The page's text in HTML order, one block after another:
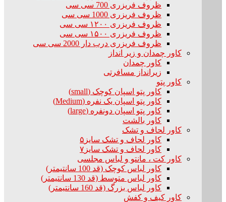
ظروف فریزری 700 سی سی
ظروف فریزری 1000 سی سی
ظروف فریزری ۱۲۰۰ سی سی
ظروف فریزری ۱۵۰۰ سی سی
ظروف فریزری درب دار 2000 سی سی
کاور چمدان و زیر انداز
کاور چمدان
زیرانداز مسافرتی
کاور پتو
کاور پتو اسپان کوچک (small)
کاور پتو اسپان یک نفره (Medium)
کاور پتو اسپان دونفره (large)
کاور بالشت
کاور لحاف و تشک
کاور لحاف و تشک سایز۵
کاور لحاف و تشک سایز۷
کاور کت ، مانتو و لباس مجلسی
کاور لباس کوچک (قد 100 سانتیمتر)
کاور لباس متوسط (قد 130 سانتیمتر)
کاور لباس بزرگ (قد 160 سانتیمتر)
کاور کیف و کفش